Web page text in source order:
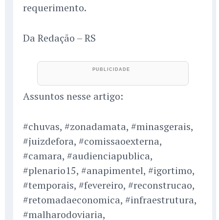
requerimento.
Da Redação – RS
Assuntos nesse artigo:
#chuvas, #zonadamata, #minasgerais,
#juizdefora, #comissaoexterna,
#camara, #audienciapublica,
#plenario15, #anapimentel, #igortimo,
#temporais, #fevereiro, #reconstrucao,
#retomadaeconomica, #infraestrutura,
#malharodoviaria,